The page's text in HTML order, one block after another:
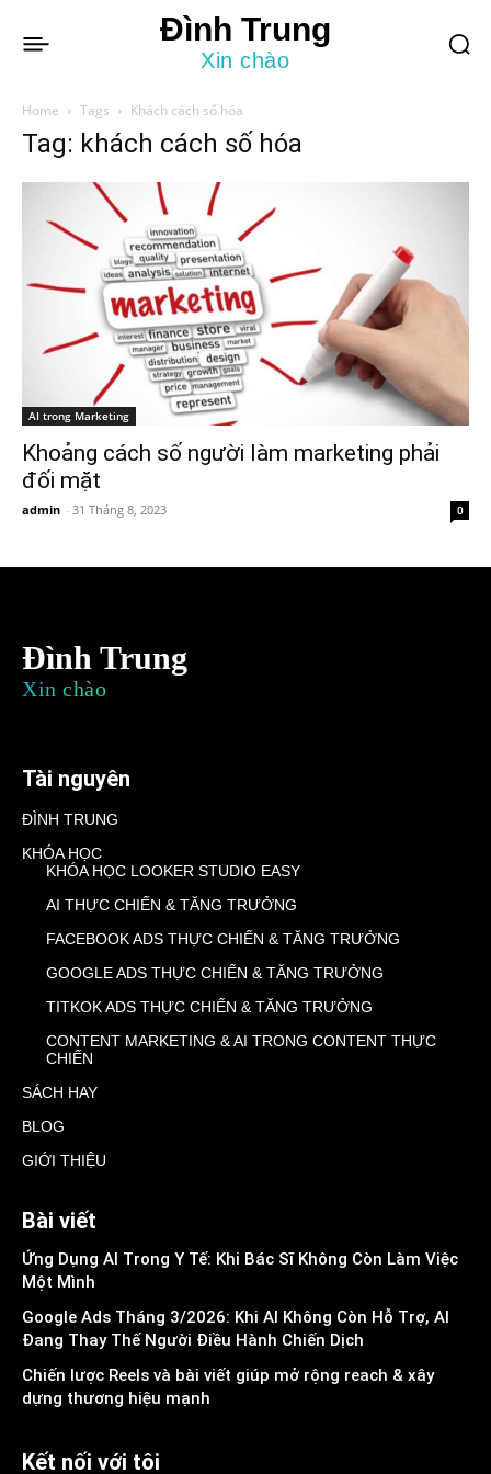
Đình Trung
Xin chào
Home Tags Khách cách số hóa
Tag: khách cách số hóa
AI trong Marketing
Khoảng cách số người làm marketing phải
đối mặt
admin - 31 Tháng 8, 2023 0
Đình Trung
Xin chào
Tài nguyên
ĐÌNH TRUNG
KHÓA HỌC
KHÓA HỌC LOOKER STUDIO EASY
AI THỰC CHIẾN & TĂNG TRƯỞNG
FACEBOOK ADS THỰC CHIẾN & TĂNG TRƯỞNG
GOOGLE ADS THỰC CHIẾN & TĂNG TRƯỞNG
TITKOK ADS THỰC CHIẾN & TĂNG TRƯỞNG
CONTENT MARKETING & AI TRONG CONTENT THỰC
CHIẾN
SÁCH HAY
BLOG
GIỚI THIỆU
Bài viết
Ứng Dụng AI Trong Y Tế: Khi Bác Sĩ Không Còn Làm Việc
Một Mình
Google Ads Tháng 3/2026: Khi AI Không Còn Hỗ Trợ, AI
Đang Thay Thế Người Điều Hành Chiến Dịch
Chiến lược Reels và bài viết giúp mở rộng reach & xây
dựng thương hiệu mạnh
Kết nối với tôi